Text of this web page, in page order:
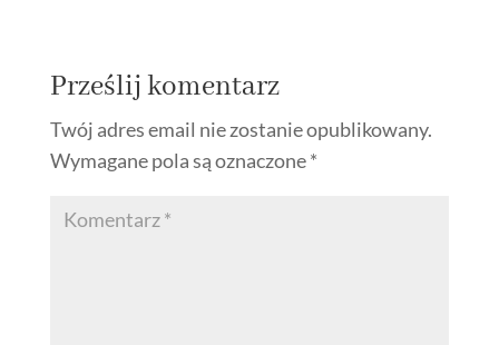
Prześlij komentarz
Twój adres email nie zostanie opublikowany.
Wymagane pola są oznaczone*